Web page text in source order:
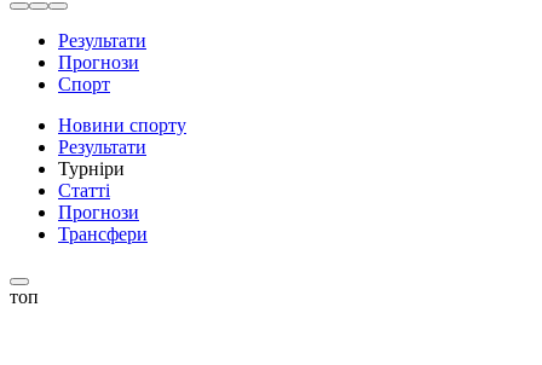
Результати
Прогнози
Спорт
Новини спорту
Результати
Турніри
Статті
Прогнози
Трансфери
топ